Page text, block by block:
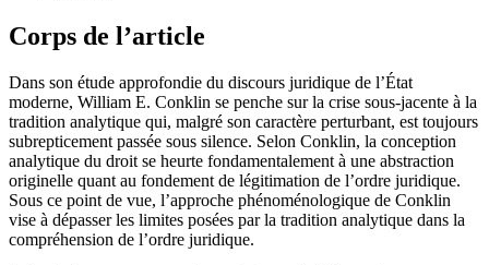
Corps de l’article
Dans son étude approfondie du discours juridique de l’État
moderne, William E. Conklin se penche sur la crise sous-jacente à la
tradition analytique qui, malgré son caractère perturbant, est toujours
subrepticement passée sous silence. Selon Conklin, la conception
analytique du droit se heurte fondamentalement à une abstraction
originelle quant au fondement de légitimation de l’ordre juridique.
Sous ce point de vue, l’approche phénoménologique de Conklin
vise à dépasser les limites posées par la tradition analytique dans la
compréhension de l’ordre juridique.